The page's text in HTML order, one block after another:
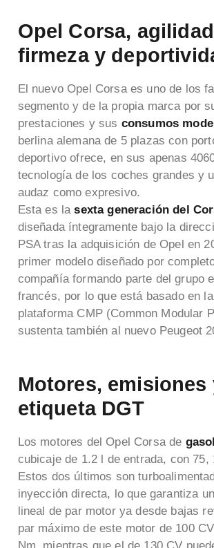
Opel Corsa,
firmeza y
El nuevo Opel Corsa es uno de los
segmento y de la propia marca por
prestaciones y sus consumos
berlina alemana de 5 plazas con
deportivo ofrece, en sus apenas
tecnología de los coches grandes y
audaz como expresivo.
Esta es lasexta generación del
diseñada íntegramente bajo la
PSA tras la adquisición de Opel en
primer modelo diseñado por
compañía formando parte del grupo
francés, por lo que está basado en
plataforma CMP (Common Modular
sustenta también al nuevo Peugeot
Motores, emisiones
etiqueta DGT
Los motores del Opel Corsa de
cubicaje de 1.2 l de entrada, con 75,
Estos dos últimos son
inyección directa, lo que garantiza
lineal de par motor ya desde bajas
par máximo de este motor de 100